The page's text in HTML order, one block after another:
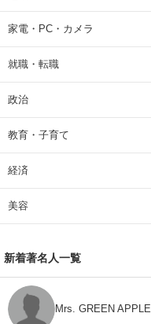
家電・PC・カメラ
就職・転職
政治
教育・子育て
経済
美容
新着著名人一覧
Mrs. GREEN APPLE